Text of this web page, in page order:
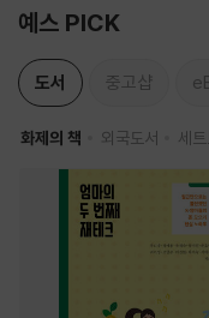
예스 PICK
도서 중고샵
화제의 책 외국도서 세